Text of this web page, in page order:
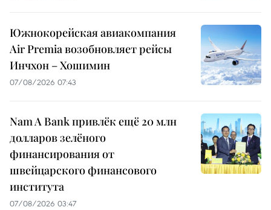
Южнокорейская авиакомпания
Air Premia возобновляет рейсы
Инчхон – Хошимин
07/08/2026 07:43
Nam A Bank привлёк ещё 20 млн
долларов зелёного
финансирования от
швейцарского финансового
института
07/08/2026 03:47